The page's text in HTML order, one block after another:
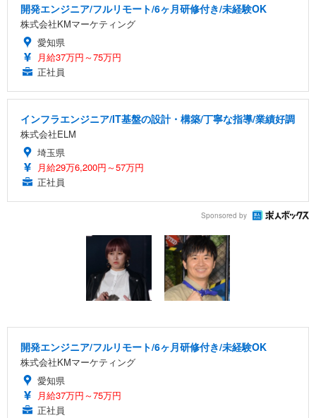
開発エンジニア/フルリモート/6ヶ月研修付き/未経験OK
株式会社KMマーケティング
愛知県
月給37万円～75万円
正社員
インフラエンジニア/IT基盤の設計・構築/丁寧な指導/業績好調
株式会社ELM
埼玉県
月給29万6,200円～57万円
正社員
Sponsored by
開発エンジニア/フルリモート/6ヶ月研修付き/未経験OK
株式会社KMマーケティング
愛知県
月給37万円～75万円
正社員